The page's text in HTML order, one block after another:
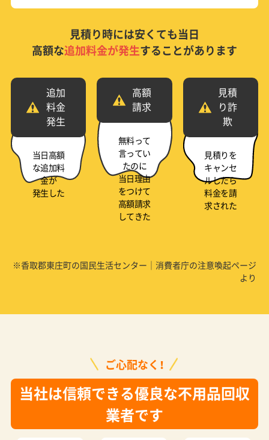
見積り時には安くても当日
高額な追加料金が発生することがあります
追加
料金
発生
当日高額
な追加料
金が
発生した
高額
請求
無料って
言ってい
たのに
当日理由
をつけて
高額請求
してきた
見積
り詐
欺
見積りを
キャンセ
ルしたら
料金を請
求された
※香取郡東庄町の国民生活センター｜消費者庁の注意喚起ページ
より
ご心配なく！
当社は信頼できる優良な不用品回収
業者です